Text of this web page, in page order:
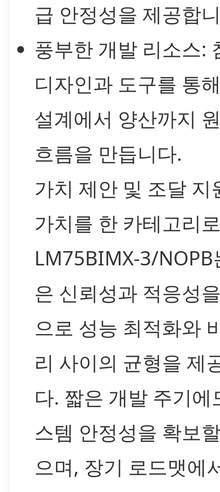
급 안정성을 제공합
풍부한 개발 리소스:
디자인과 도구를 통
설계에서 양산까지
흐름을 만듭니다.
가치 제안 및 조달 지
가치를 한 카테고리
LM75BIMX-3/NOPB
은 신뢰성과 적응성
으로 성능 최적화와
리 사이의 균형을 제
다. 짧은 개발 주기에
스템 안정성을 확보
으며, 장기 로드맷에